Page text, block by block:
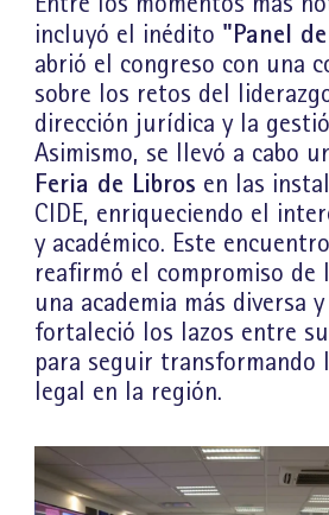
incluyó el inédito "Panel
abrió el congreso con una
sobre los retos del
dirección jurídica y la
Asimismo, se llevó a cabo
Feria de Libros en las
CIDE, enriqueciendo el
y académico. Este
reafirmó el compromiso de
una academia más diversa
fortaleció los lazos entre
para seguir transformando
legal en la región.